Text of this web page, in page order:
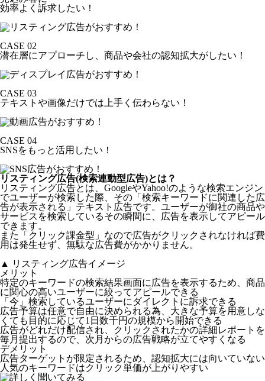
効率よく訴求したい！
CASE 02
潜在層にアプローチし、商品や会社の認知拡大がしたい！
CASE 03
テキストや画像だけでは上手く伝わらない！
CASE 04
SNSをもっと活用したい！
リスティング広告(検索連動型広告)とは？
リスティング広告とは、GoogleやYahoo!のような検索エンジン
でユーザーが検索した際、その「検索キーワードに関連した広
告が表示される」テキスト広告です。ユーザーが御社の商品や
サービスを検索しているその瞬間に、広告を表示してアピール
できます。
また「クリック課金型」なので広告がクリックされなければ費
用は発生せず、無駄な広告費がかかりません。
▲ リスティング広告イメージ
メリット
特定のキーワードの検索結果画面に広告を表示するため、 商品
に関心の高いユーザーに絞ってアピールできる
「今」検索しているユーザーに ダイレクトに訴求できる
広告予算は任意で自由に決められる為、大きな予算を用意しな
くても目的に応じて1日数千円の規模から開始できる
広告がどれだけ配信され、クリックされたかの詳細レポートを
毎月提出するので、 次月からの広告戦略が立てやすくなる
デメリット
広告ターゲットが限定されるため、認知拡大には向いていない
人気のキーワードはクリック単価が上がりやすい